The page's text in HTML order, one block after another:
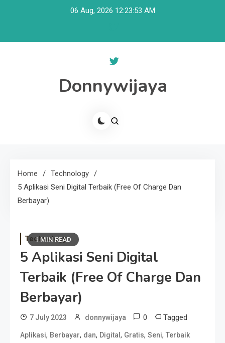
06 Aug, 2026 12:23:53 AM
Donnywijaya
Home
Technology
5 Aplikasi Seni Digital Terbaik (Free Of Charge Dan
Berbayar)
1 MIN READ
Technology
5 Aplikasi Seni Digital
Terbaik (Free Of Charge Dan
Berbayar)
7 July 2023 donnywijaya 0 Tagged
Aplikasi, Berbayar, dan, Digital , Gratis, Seni, Terbaik